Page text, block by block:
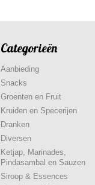
Categorieën
Aanbieding
Snacks
Groenten en Fruit
Kruiden en Specerijen
Dranken
Diversen
Ketjap, Marinades,
Pindasambal en Sauzen
Siroop & Essences